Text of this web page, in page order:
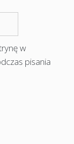
w
pisania